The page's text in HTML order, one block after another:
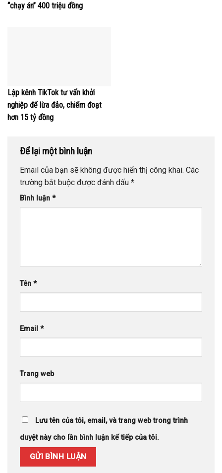
“chạy án” 400 triệu đồng
Lập kênh TikTok tư vấn khởi
nghiệp để lừa đảo, chiếm đoạt
hơn 15 tỷ đồng
Để lại một bình luận
Email của bạn sẽ không được hiển thị công khai. Các
trường bắt buộc được đánh dấu *
Bình luận *
Tên *
Email *
Trang web
Lưu tên của tôi, email, và trang web trong trình
duyệt này cho lần bình luận kế tiếp của tôi.